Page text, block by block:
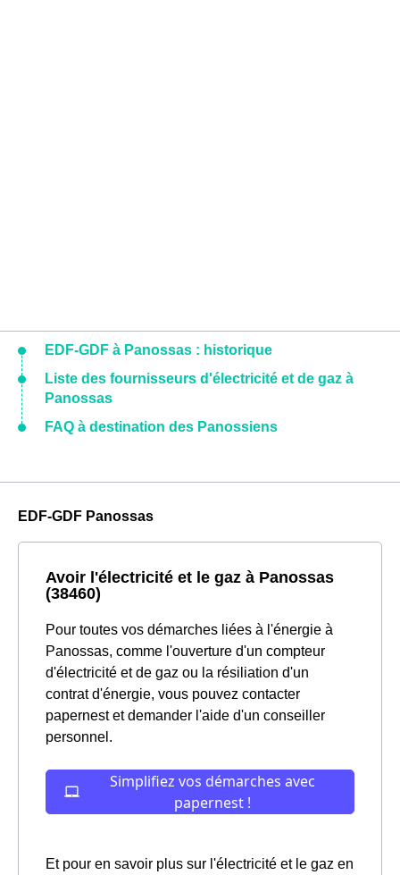
EDF-GDF à Panossas : historique
Liste des fournisseurs d'électricité et de gaz à
Panossas
FAQ à destination des Panossiens
EDF-GDF Panossas
Avoir l'électricité et le gaz à Panossas
(38460)
Pour toutes vos démarches liées à l'énergie à
Panossas, comme l'ouverture d'un compteur
d'électricité et de gaz ou la résiliation d'un
contrat d'énergie, vous pouvez contacter
papernest et demander l'aide d'un conseiller
personnel.
Et pour en savoir plus sur l'électricité et le gaz en